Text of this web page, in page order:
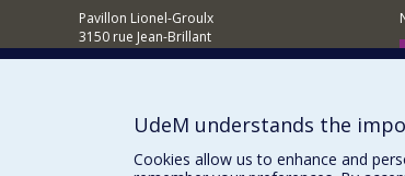
Pavillon Lionel-Groulx
3150 rue Jean-Brillant
Montréal (QC)
UdeM understands the
Cookies allow us to enhance and